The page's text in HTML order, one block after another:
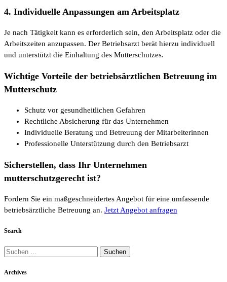
4. Individuelle Anpassungen am Arbeitsplatz
Je nach Tätigkeit kann es erforderlich sein, den Arbeitsplatz oder die
Arbeitszeiten anzupassen. Der Betriebsarzt berät hierzu individuell
und unterstützt die Einhaltung des Mutterschutzes.
Wichtige Vorteile der betriebsärztlichen Betreuung im
Mutterschutz
Schutz vor gesundheitlichen Gefahren
Rechtliche Absicherung für das Unternehmen
Individuelle Beratung und Betreuung der Mitarbeiterinnen
Professionelle Unterstützung durch den Betriebsarzt
Sicherstellen, dass Ihr Unternehmen
mutterschutzgerecht ist?
Fordern Sie ein maßgeschneidertes Angebot für eine umfassende
betriebsärztliche Betreuung an. Jetzt Angebot anfragen
Search
Suchen
Archives